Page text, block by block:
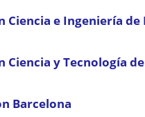
Ciencia e Ingeniería de
y Tecnología
Barcelona